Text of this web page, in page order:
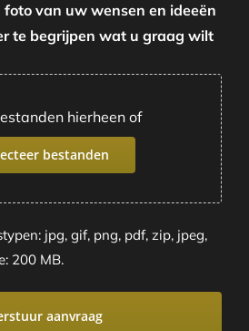
van uw wensen en ideeën
te begrijpen wat u graag wilt
hierheen of
bestanden
jpg, gif, png, pdf, zip, jpeg,
200 MB.